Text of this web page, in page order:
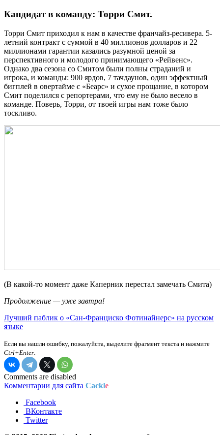
Кандидат в команду: Торри Смит.
Торри Смит приходил к нам в качестве франчайз-ресивера. 5-
летний контракт с суммой в 40 миллионов долларов и 22
миллионами гарантии казались разумной ценой за
перспективного и молодого принимающего «Рейвенс».
Однако два сезона со Смитом были полны страданий и
игрока, и команды: 900 ярдов, 7 тачдаунов, один эффектный
бигплей в овертайме с «Беарс» и сухое прощание, в котором
Смит поделился с репортерами, что ему не было весело в
команде. Поверь, Торри, от твоей игры нам тоже было
тоскливо.
(В какой-то момент даже Каперник перестал замечать Смита)
Продолжение — уже завтра!
Лучший паблик о «Сан-Франциско Фотинайнерс» на русском
языке
Если вы нашли ошибку, пожалуйста, выделите фрагмент текста и нажмите
Ctrl+Enter.
Comments are disabled
Комментарии для сайта Cackle
Facebook
ВКонтакте
Twitter